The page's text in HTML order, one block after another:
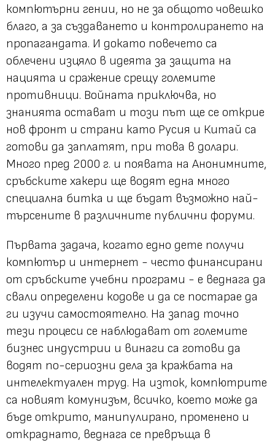
компютърни гении, но не за общото човешко
благо, а за създаването и контролирането на
пропагандата. И докато повечето са
облечени изцяло в идеята за защита на
нацията и сражение срещу големите
противници. Войната приключва, но
знанията остават и този път ще се открие
нов фронт и страни като Русия и Китай са
готови да заплатят, при това в долари.
Много пред 2000 г. и появата на Анонимните,
сръбските хакери ще водят една много
специална битка и ще бъдат възможно най-
търсените в различните публични форуми.
Първата задача, когато едно дете получи
компютър и интернет - често финансирани
от сръбските учебни програми - е веднага да
свали определени кодове и да се постарае да
ги изучи самостоятелно. На запад точно
тези процеси се наблюдават от големите
бизнес индустрии и винаги са готови да
водят по-сериозни дела за кражбата на
интелектуален труд. На изток, компютрите
са новият комунизъм, всичко, което може да
бъде открито, манипулирано, променено и
откраднато, веднага се превръща в